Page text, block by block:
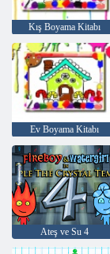
Kış Boyama Kitabı
Ev Boyama Kitabı
Ateş ve Su 4